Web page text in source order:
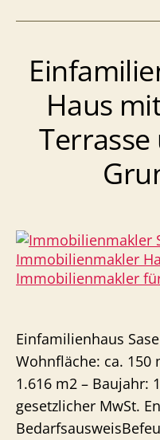
–
Wohnung
TG-
Stellplatz
Haus
Einfamilienhaus
Wohnfläche: ca. 150
1.616 m2 – Baujahr:
gesetzlicher MwSt.